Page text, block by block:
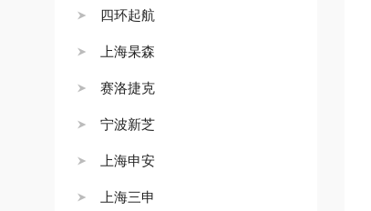
四环起航
上海杲森
赛洛捷克
宁波新芝
上海申安
上海三申